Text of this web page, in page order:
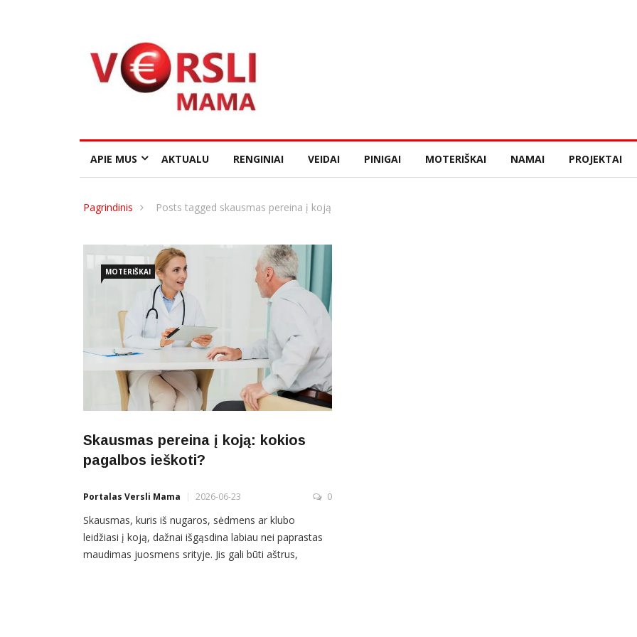
APIE MUS AKTUALU RENGINIAI VEIDAI PINIGAI MOTERIŠKAI NAMAI PROJEKTAI
Pagrindinis Posts tagged skausmas pereina į koją
MOTERIŠKAI
Skausmas pereina į koją: kokios
pagalbos ieškoti?
Portalas Versli Mama 2026-06-23 0
Skausmas, kuris iš nugaros, sėdmens ar klubo
leidžiasi į koją, dažnai išgąsdina labiau nei paprastas
maudimas juosmens srityje. Jis gali būti aštrus,